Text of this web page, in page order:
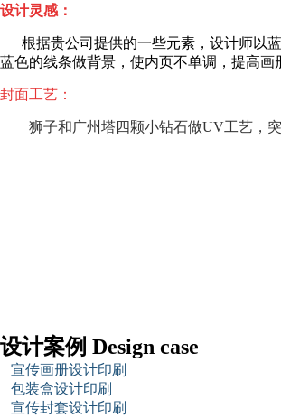
设计灵感：
根据贵公司提供的一些元素，设计师以蓝
蓝色的线条做背景，使内页不单调，提高画
封面工艺：
狮子和广州塔四颗小钻石做UV工艺，
设计案例 Design case
宣传画册设计印刷
包装盒设计印刷
宣传封套设计印刷